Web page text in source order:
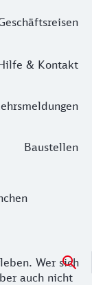
& Kontakt
Baustellen
Wer sich
auch nicht